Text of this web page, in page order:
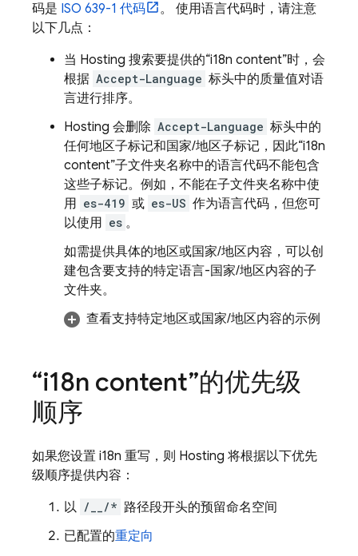
码是 ISO 639-1 代码
。 使用语言代码时，请注意
以下几点：
当 Hosting 搜索要提供的“i18n content”时，会
根据 Accept-Language 标头中的质量值对语
言进行排序。
Hosting 会删除 Accept-Language 标头中的
任何地区子标记和国家/地区子标记，因此“i18n
content”子文件夹名称中的语言代码不能包含
这些子标记。例如，不能在子文件夹名称中使
用 es-419 或 es-US 作为语言代码，但您可
以使用 es 。
如需提供具体的地区或国家/地区内容，可以创
建包含要支持的特定语言-国家/地区内容的子
文件夹。
查看支持特定地区或国家/地区内容的示例
“i18n content”的优先级
顺序
如果您设置 i18n 重写，则 Hosting 将根据以下优先
级顺序提供内容：
以 /__/* 路径段开头的预留命名空间
已配置的重定向